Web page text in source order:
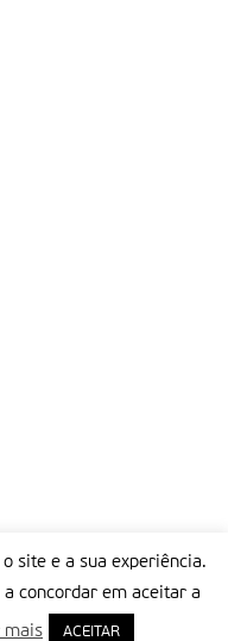
site e a sua experiência.
concordar em aceitar a
mais ACEITAR